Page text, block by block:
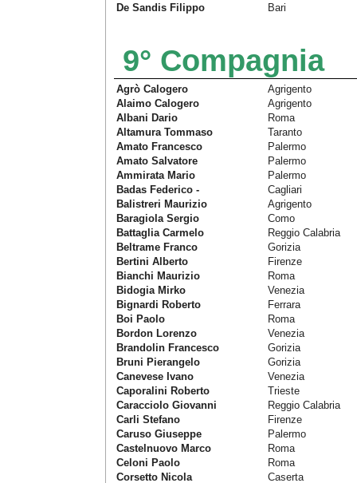
De Sandis Filippo
Bari
9° Compagnia
Agrò Calogero
Agrigento
Alaimo Calogero
Agrigento
Albani Dario
Roma
Altamura Tommaso
Taranto
Amato Francesco
Palermo
Amato Salvatore
Palermo
Ammirata Mario
Palermo
Badas Federico -
Cagliari
Balistreri Maurizio
Agrigento
Baragiola Sergio
Como
Battaglia Carmelo
Reggio Calabria
Beltrame Franco
Gorizia
Bertini Alberto
Firenze
Bianchi Maurizio
Roma
Bidogia Mirko
Venezia
Bignardi Roberto
Ferrara
Boi Paolo
Roma
Bordon Lorenzo
Venezia
Brandolin Francesco
Gorizia
Bruni Pierangelo
Gorizia
Canevese Ivano
Venezia
Caporalini Roberto
Trieste
Caracciolo Giovanni
Reggio Calabria
Carli Stefano
Firenze
Caruso Giuseppe
Palermo
Castelnuovo Marco
Roma
Celoni Paolo
Roma
Corsetto Nicola
Caserta